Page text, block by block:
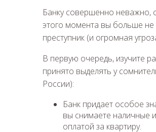
Банку совершенно неважно,
этого момента вы больше не
преступник (и огромная
В первую очередь, изучите
принято выделять у
России):
Банк придает особое
вы снимаете наличные
оплатой за квартиру.